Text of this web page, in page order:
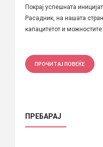
Покрај успешната
Расадник, на нашата
капацитетот и можностите
ПРОЧИТАЈ ПОВЕЌЕ
ПРЕБАРАЈ